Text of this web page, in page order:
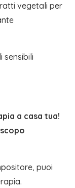
vegetali per
sensibili
a casa tua!
scopo
puoi